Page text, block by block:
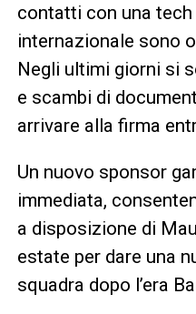
contatti con una
internazionale sono
Negli ultimi giorni si
e scambi di
arrivare alla firma
Un nuovo sponsor
immediata,
a disposizione di
estate per dare una
squadra dopo l’era